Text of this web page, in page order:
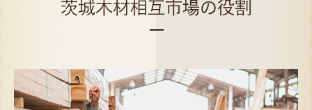
茨城木材相互市場の役割